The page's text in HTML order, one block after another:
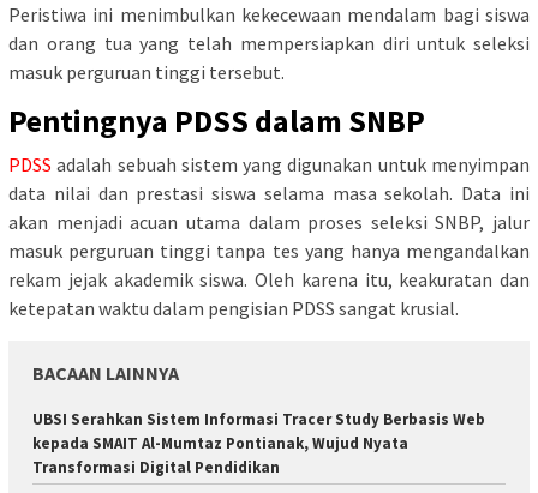
Peristiwa ini menimbulkan kekecewaan mendalam bagi siswa
dan orang tua yang telah mempersiapkan diri untuk seleksi
masuk perguruan tinggi tersebut.
Pentingnya PDSS dalam SNBP
PDSS adalah sebuah sistem yang digunakan untuk menyimpan
data nilai dan prestasi siswa selama masa sekolah. Data ini
akan menjadi acuan utama dalam proses seleksi SNBP, jalur
masuk perguruan tinggi tanpa tes yang hanya mengandalkan
rekam jejak akademik siswa. Oleh karena itu, keakuratan dan
ketepatan waktu dalam pengisian PDSS sangat krusial.
BACAAN LAINNYA
UBSI Serahkan Sistem Informasi Tracer Study Berbasis Web
kepada SMAIT Al-Mumtaz Pontianak, Wujud Nyata
Transformasi Digital Pendidikan